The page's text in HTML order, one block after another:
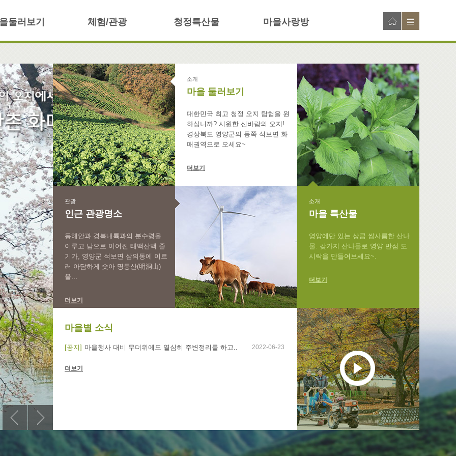
둘러보기 체험/관광 청정특산물 마을사랑방
소개
마을 둘러보기
대한민국 최고 청정 오지 탐험을 원
하십니까? 시원한 신바람의 오지!
경상북도 영양군의 동쪽 석보면 화
매권역으로 오세요~
더보기
관광
인근 관광명소
동해안과 경북내륙과의 분수령을
이루고 남으로 이어진 태백산백 줄
기가, 영양군 석보면 삼의동에 이르
러 아담하게 솟아 명동산(明洞山)
을...
더보기
마을별 소식
[공지] 마을행사 대비 무더위에도 열심히 주변정리를 하고.. 2022-06-23
더보기
소개
마을 특산물
영양에만 있는 상큼 쌉사름한 산나
물. 갖가지 산나물로 영양 만점 도
시락을 만들어보세요~.
더보기